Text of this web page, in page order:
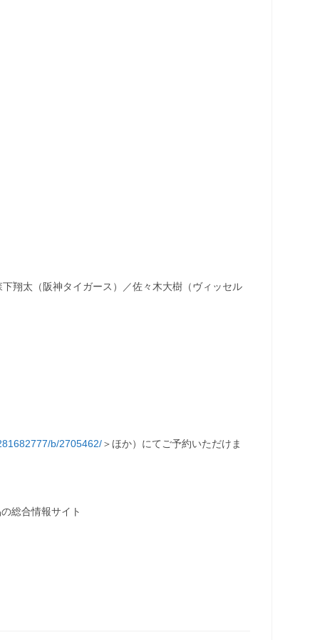
翔太（阪神タイガース）／佐々木大樹（ヴィッセル
b/2705462/＞ほか）にてご予約いただけま
総合情報サイト